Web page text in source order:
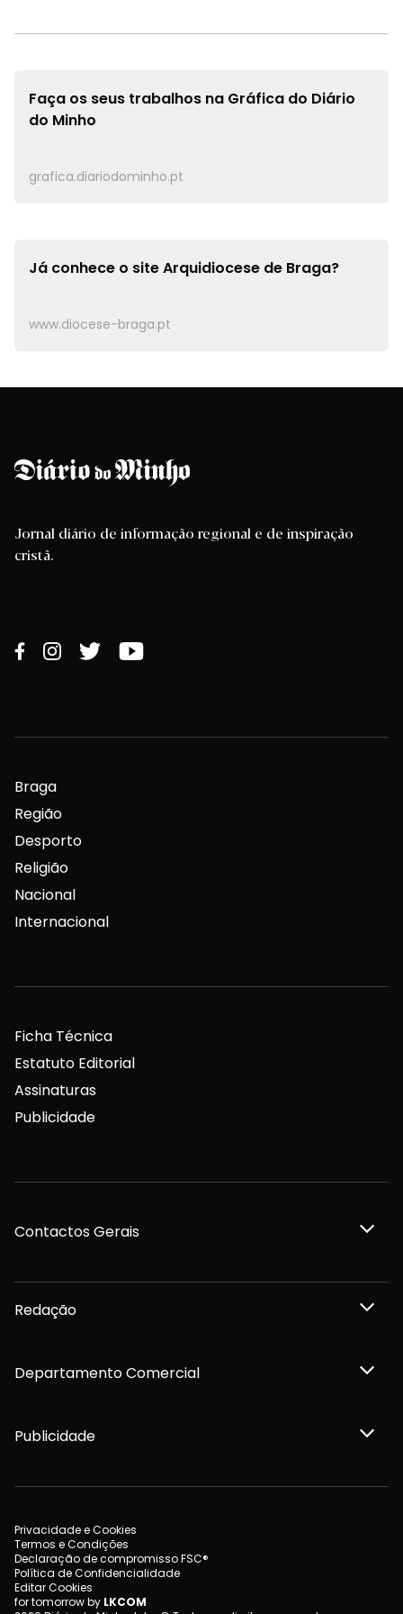
Faça os seus trabalhos na Gráfica do Diário
do Minho
grafica.diariodominho.pt
Já conhece o siteArquidiocese de Braga?
www.diocese-braga.pt
Jornal diário de informação regional e de inspiração
cristã.
Braga
Região
Desporto
Religião
Nacional
Internacional
Ficha Técnica
Estatuto Editorial
Assinaturas
Publicidade
Contactos Gerais
Redação
Departamento Comercial
Publicidade
Privacidade e Cookies
Termos e Condições
Declaração de compromisso FSC®
Política de Confidencialidade
Editar Cookies
for tomorrow by LKCOM